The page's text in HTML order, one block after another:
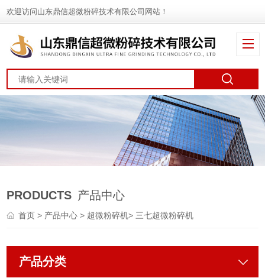
欢迎访问山东鼎信超微粉碎技术有限公司网站！
PRODUCTS 产品中心
首页> 产品中心> 超微粉碎机>三七超微粉碎机
产品分类